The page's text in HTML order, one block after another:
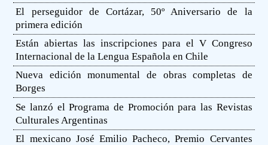
El perseguidor de Cortázar, 50º Aniversario de la
primera edición
Están abiertas las inscripciones para el V Congreso
Internacional de la Lengua Española en Chile
Nueva edición monumental de obras completas de
Borges
Se lanzó el Programa de Promoción para las Revistas
Culturales Argentinas
El mexicano José Emilio Pacheco, Premio Cervantes